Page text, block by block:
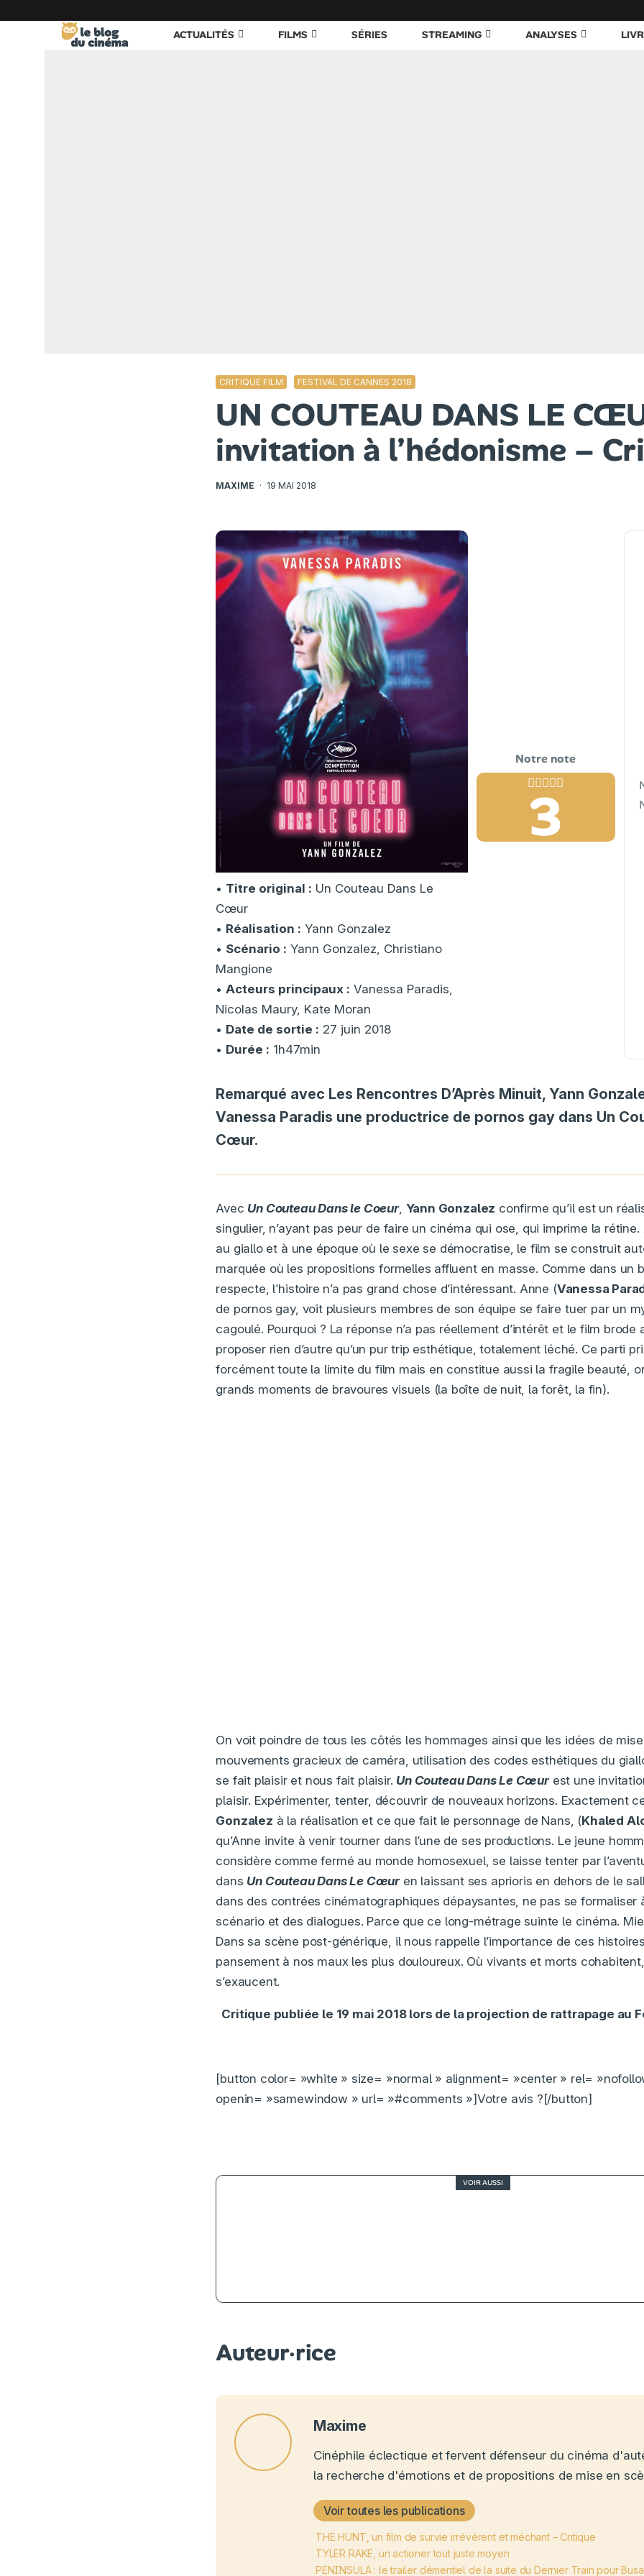
ACTUALITÉS FILMS SÉRIES STREAMING ANALYSES
CRITIQUE FILM FESTIVAL DE CANNES 2018
UN COUTEAU DANS LE
invitation à l’hédonisme –
MAXIME · 19 MAI 2018
Remarqué avec Les Rencontres D’Après Minuit, Yann
Vanessa Paradis une productrice de pornos gay dans Un
Cœur.
Avec Un Couteau Dans le Coeur, Yann Gonzalez confirme qu’il est un
singulier, n’ayant pas peur de faire un cinéma qui ose, qui imprime la
au giallo et à une époque où le sexe se démocratise, le film se construit
marquée où les propositions formelles affluent en masse. Comme dans un
respecte, l’histoire n’a pas grand chose d’intéressant. Anne (Vanessa
de pornos gay, voit plusieurs membres de son équipe se faire tuer par un
cagoulé. Pourquoi ? La réponse n’a pas réellement d’intérêt et le film brode
proposer rien d’autre qu’un pur trip esthétique, totalement léché. Ce parti
forcément toute la limite du film mais en constitue aussi la fragile beauté,
grands moments de bravoures visuels (la boîte de nuit, la forêt, la fin).
On voit poindre de tous les côtés les hommages ainsi que les idées de
mouvements gracieux de caméra, utilisation des codes esthétiques du
se fait plaisir et nous fait plaisir. Un Couteau Dans Le Cœurest une
plaisir. Expérimenter, tenter, découvrir de nouveaux horizons. Exactement
Gonzalez à la réalisation et ce que fait le personnage de Nans, (Khaled
qu’Anne invite à venir tourner dans l’une de ses productions. Le jeune
considère comme fermé au monde homosexuel, se laisse tenter par
dans Un Couteau Dans Le Cœuren laissant ses aprioris en dehors de le
dans des contrées cinématographiques dépaysantes, ne pas se formaliser
scénario et des dialogues. Parce que ce long-métrage suinte le cinéma.
Dans sa scène post-générique, il nous rappelle l’importance de ces
pansement à nos maux les plus douloureux. Où vivants et morts
s’exaucent.
Critique publiée le 19 mai 2018 lors de la projection de rattrapage au
[button color= »white » size= »normal » alignment= »center » rel=
openin= »samewindow » url= »#comments »]Votre avis ?[/button]
VOIR AUSSI
• Titre original : Un Couteau Dans Le
Cœur
• Réalisation : Yann Gonzalez
• Scénario : Yann Gonzalez, Christiano
Mangione
•Acteurs principaux : Vanessa Paradis,
Nicolas Maury, Kate Moran
• Date de sortie : 27 juin 2018
• Durée : 1h47min
3
Auteur·rice
Maxime
Cinéphile éclectique et fervent défenseur du cinéma
la recherche d'émotions et de propositions de mise en
Voir toutes les publications
THE HUNT, un film de survie irrévérent et méchant – Critique
TYLER RAKE, un actioner tout juste moyen
PENINSULA : le trailer démentiel de la suite du Dernier Train pour